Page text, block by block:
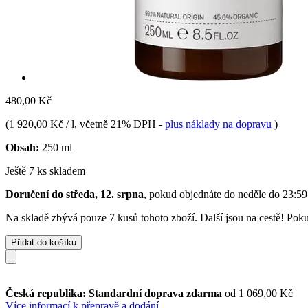
480,00 Kč
(1 920,00 Kč / l, včetně 21% DPH - plus náklady na dopravu )
Obsah: 250 ml
Ještě 7 ks skladem
Doručení do středa, 12. srpna, pokud objednáte do neděle do 23:59
Na skladě zbývá pouze 7 kusů tohoto zboží. Další jsou na cestě!
Přidat do košíku
Česká republika: Standardní doprava zdarma od 1 069,00 Kč
Více informací k přepravě a dodání